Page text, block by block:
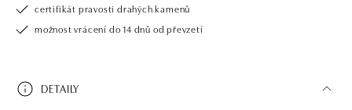
certifikát pravosti drahých kamenů
možnost vrácení do 14 dnů od převzetí
DETAILY